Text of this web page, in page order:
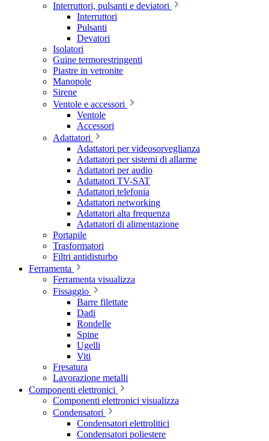
Interruttori, pulsanti e deviatori
Interruttori
Pulsanti
Devatori
Isolatori
Guine termorestringenti
Piastre in vetronite
Manopole
Sirene
Ventole e accessori
Ventole
Accessori
Adattatori
Adattatori per videosorveglianza
Adattatori per sistemi di allarme
Adattatori per audio
Adattatori TV-SAT
Adattatori telefonia
Adattatori networking
Adattatori alta frequenza
Adattatori di alimentazione
Portapile
Trasformatori
Filtri antidisturbo
Ferramenta
Ferramenta visualizza
Fissaggio
Barre filettate
Dadi
Rondelle
Spine
Ugelli
Viti
Fresatura
Lavorazione metalli
Componenti elettronici
Componenti elettronici visualizza
Condensatori
Condensatori elettrolitici
Condensatori poliestere